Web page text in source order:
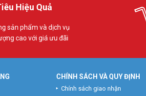
Hiệu Quả
sản phẩm và dịch vụ
cao với giá ưu đãi
CHÍNH SÁCH VÀ QUY ĐỊNH
Chính sách giao nhận